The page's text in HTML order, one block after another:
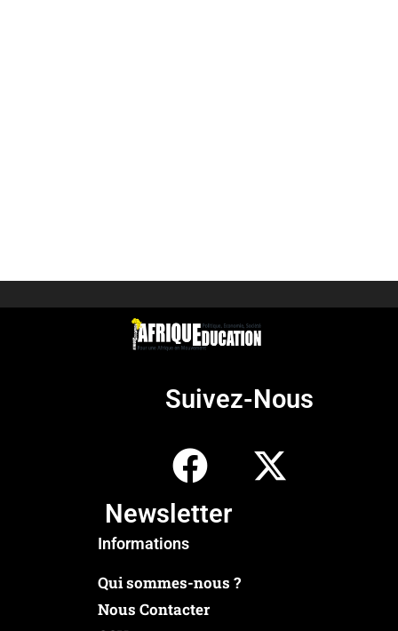
Suivez-Nous
Newsletter
Informations
Qui sommes-nous ?
Nous Contacter